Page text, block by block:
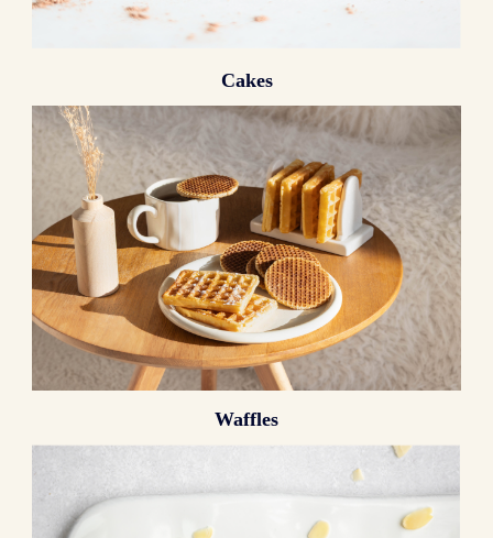
Cakes
Waffles